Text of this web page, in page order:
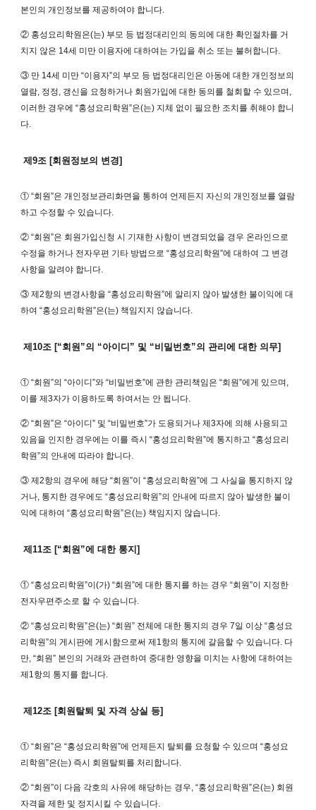
본인의 개인정보를 제공하여야 합니다.
② 홍성요리학원은(는) 부모 등 법정대리인의 동의에 대한 확인절차를 거
치지 않은 14세 미만 이용자에 대하여는 가입을 취소 또는 불허합니다.
③ 만 14세 미만 “이용자”의 부모 등 법정대리인은 아동에 대한 개인정보의
열람, 정정, 갱신을 요청하거나 회원가입에 대한 동의를 철회할 수 있으며,
이러한 경우에 “홍성요리학원”은(는) 지체 없이 필요한 조치를 취해야 합니
다.
제9조 [회원정보의 변경]
① “회원”은 개인정보관리화면을 통하여 언제든지 자신의 개인정보를 열람
하고 수정할 수 있습니다.
② “회원”은 회원가입신청 시 기재한 사항이 변경되었을 경우 온라인으로
수정을 하거나 전자우편 기타 방법으로 “홍성요리학원”에 대하여 그 변경
사항을 알려야 합니다.
③ 제2항의 변경사항을 “홍성요리학원”에 알리지 않아 발생한 불이익에 대
하여 “홍성요리학원”은(는) 책임지지 않습니다.
제10조 [“회원”의 “아이디” 및 “비밀번호”의 관리에 대한 의무]
① “회원”의 “아이디”와 “비밀번호”에 관한 관리책임은 “회원”에게 있으며,
이를 제3자가 이용하도록 하여서는 안 됩니다.
② “회원”은 “아이디” 및 “비밀번호”가 도용되거나 제3자에 의해 사용되고
있음을 인지한 경우에는 이를 즉시 “홍성요리학원”에 통지하고 “홍성요리
학원”의 안내에 따라야 합니다.
③ 제2항의 경우에 해당 “회원”이 “홍성요리학원”에 그 사실을 통지하지 않
거나, 통지한 경우에도 “홍성요리학원”의 안내에 따르지 않아 발생한 불이
익에 대하여 “홍성요리학원”은(는) 책임지지 않습니다.
제11조 [“회원”에 대한 통지]
① “홍성요리학원”이(가) “회원”에 대한 통지를 하는 경우 “회원”이 지정한
전자우편주소로 할 수 있습니다.
② “홍성요리학원”은(는) “회원” 전체에 대한 통지의 경우 7일 이상 “홍성요
리학원”의 게시판에 게시함으로써 제1항의 통지에 갈음할 수 있습니다. 다
만, “회원” 본인의 거래와 관련하여 중대한 영향을 미치는 사항에 대하여는
제1항의 통지를 합니다.
제12조 [회원탈퇴 및 자격 상실 등]
① “회원”은 “홍성요리학원”에 언제든지 탈퇴를 요청할 수 있으며 “홍성요
리학원”은(는) 즉시 회원탈퇴를 처리합니다.
② “회원”이 다음 각호의 사유에 해당하는 경우, “홍성요리학원”은(는) 회원
자격을 제한 및 정지시킬 수 있습니다.